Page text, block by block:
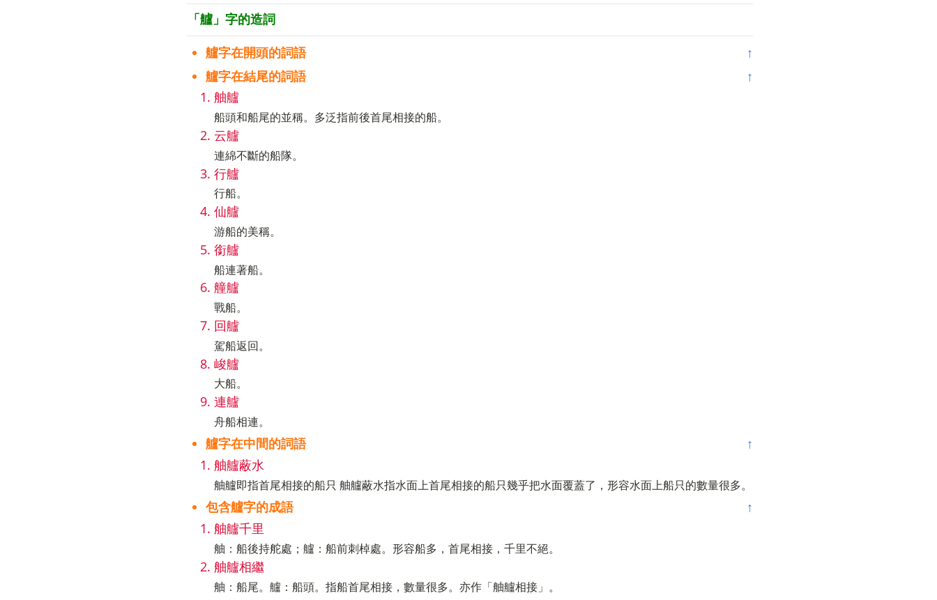
「艫」字的造詞
艫字在開頭的詞語
↑
艫字在結尾的詞語
↑
舳艫
船頭和船尾的並稱。多泛指前後首尾相接的船。
云艫
連綿不斷的船隊。
行艫
行船。
仙艫
游船的美稱。
銜艫
船連著船。
艟艫
戰船。
回艫
駕船返回。
峻艫
大船。
連艫
舟船相連。
艫字在中間的詞語
↑
舳艫蔽水
舳艫即指首尾相接的船只 舳艫蔽水指水面上首尾相接的船只幾乎把水面覆蓋了，形容水面上船只的數量很多。
包含艫字的成語
↑
舳艫千里
舳：船後持舵處；艫：船前刺棹處。形容船多，首尾相接，千里不絕。
舳艫相繼
舳：船尾。艫：船頭。指船首尾相接，數量很多。亦作「舳艫相接」。